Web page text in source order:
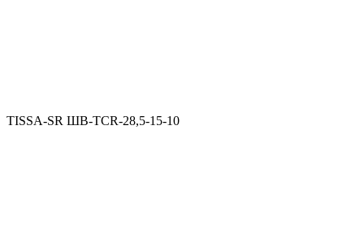
TISSA-SR ШВ-TСR-28,5-15-10